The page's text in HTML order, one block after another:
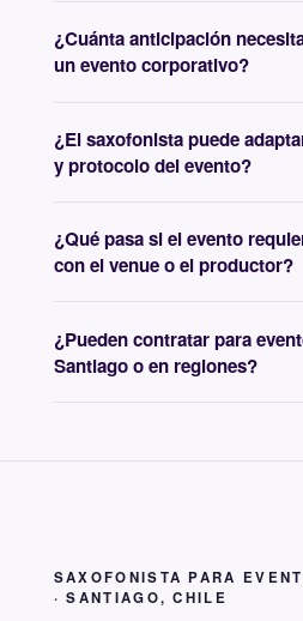
¿Cuánta anticipación
un evento corporativo?
¿El saxofonista puede
y protocolo del evento?
¿Qué pasa si el evento
con el venue o el productor?
¿Pueden contratar para
Santiago o en regiones?
SAXOFONISTA PARA
· SANTIAGO, CHILE